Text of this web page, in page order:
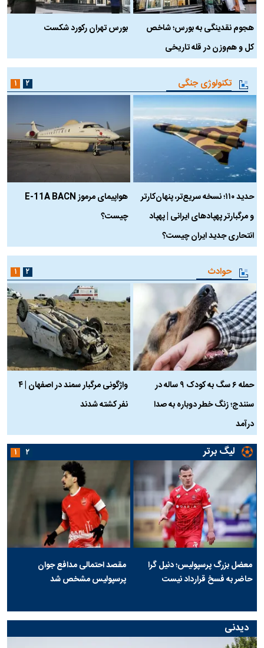
هجوم نقدینگی به بورس؛ شاخص
کل و هم‌وزن در قله تاریخی
بورس تهران رکورد شکست
تکنولوژی جنگی
حدید ۱۱۰؛ نسخه سریع‌تر، پنهان‌کارتر
و مرگبارتر پهپادهای ایرانی | پهپاد
انتحاری جدید ایران چیست؟
هواپیمای مرموز E-11A BACN
چیست؟
۱ ۲
حوادث
حمله ۶ سگ به کودک ۹ ساله در
سنندج؛ زنگ خطر دوباره به صدا
درآمد
واژگونی مرگبار سمند در اصفهان | ۴
نفر کشته شدند
۱ ۲
لیگ برتر
معضل بزرگ پرسپولیس؛ دنیل گرا
حاضر به فسخ قرارداد نیست
مقصد احتمالی مدافع جوان
پرسپولیس مشخص شد
۱ ۲
دیدنی